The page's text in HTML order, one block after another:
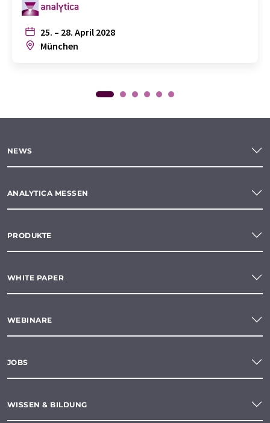
25. – 28. April 2028
München
NEWS
ANALYTICA MESSEN
PRODUKTE
WHITE PAPER
WEBINARE
JOBS
WISSEN & BILDUNG